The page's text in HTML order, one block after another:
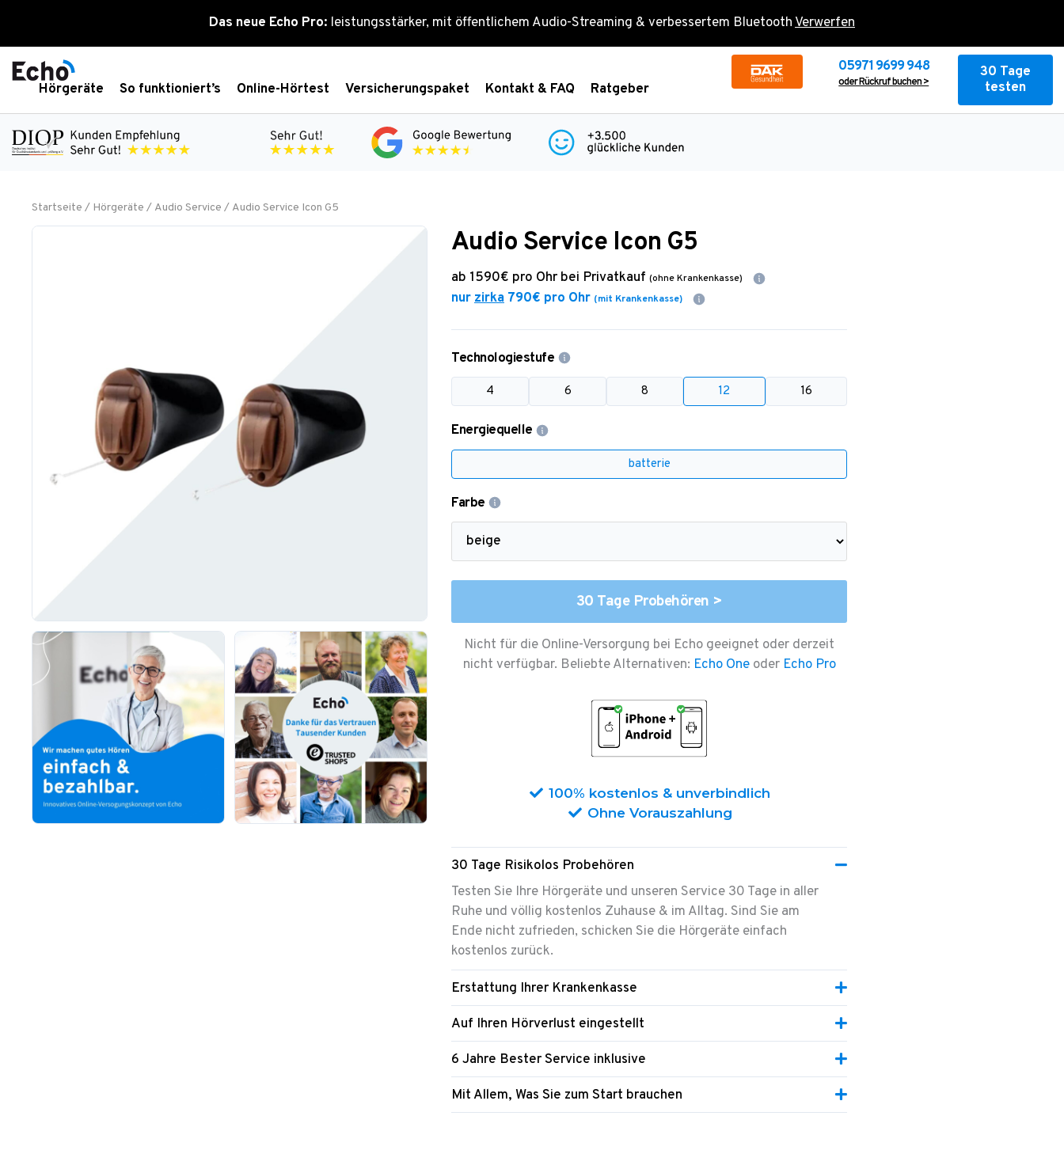
Das neue Echo Pro: leistungsstärker, mit öffentlichem Audio-Streaming & verbessertem BluetoothVerwerfen
springen
Hörgeräte So funktioniert’s Online-Hörtest Versicherungspaket Kontakt & FAQ Ratgeber
05971 9699 948
oder Rückruf buchen >
30 Tage
testen
Startseite / Hörgeräte / Audio Service / Audio Service Icon G5
Audio Service Icon G5
ab 1590€ pro Ohr bei Privatkauf (ohne Krankenkasse)
nurzirka 790€ pro Ohr (mit Krankenkasse)
Technologiestufe
4 6 8 12 16
Energiequelle
batterie
Farbe
30 Tage Probehören >
Nicht für die Online-Versorgung bei Echo geeignet oder derzeit
nicht verfügbar. Beliebte Alternativen: Echo Oneoder Echo Pro
100% kostenlos & unverbindlich
Ohne Vorauszahlung
30 Tage Risikolos Probehören
Testen Sie Ihre Hörgeräte und unseren Service 30 Tage in aller
Ruhe und völlig kostenlos Zuhause & im Alltag. Sind Sie am
Ende nicht zufrieden, schicken Sie die Hörgeräte einfach
kostenlos zurück.
Erstattung Ihrer Krankenkasse
Auf Ihren Hörverlust eingestellt
6 Jahre Bester Service inklusive
Mit Allem, Was Sie zum Start brauchen